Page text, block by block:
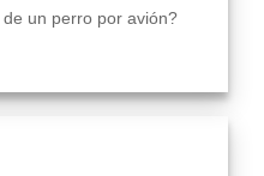
un perro por avión?